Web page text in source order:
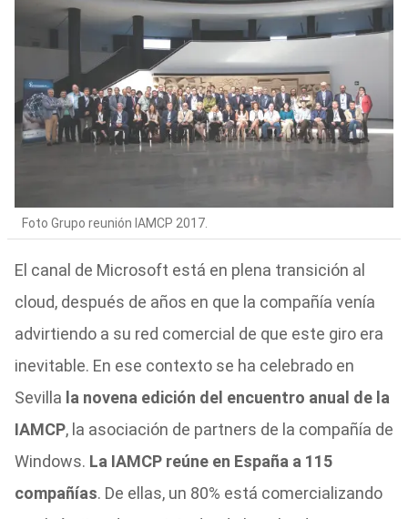
Foto Grupo reunión IAMCP 2017.
El canal de Microsoft está en plena transición al
cloud, después de años en que la compañía venía
advirtiendo a su red comercial de que este giro era
inevitable. En ese contexto se ha celebrado en
Sevilla la novena edición del encuentro anual de la
IAMCP, la asociación de partners de la compañía de
Windows. La IAMCP reúne en España a 115
compañías. De ellas, un 80% está comercializando